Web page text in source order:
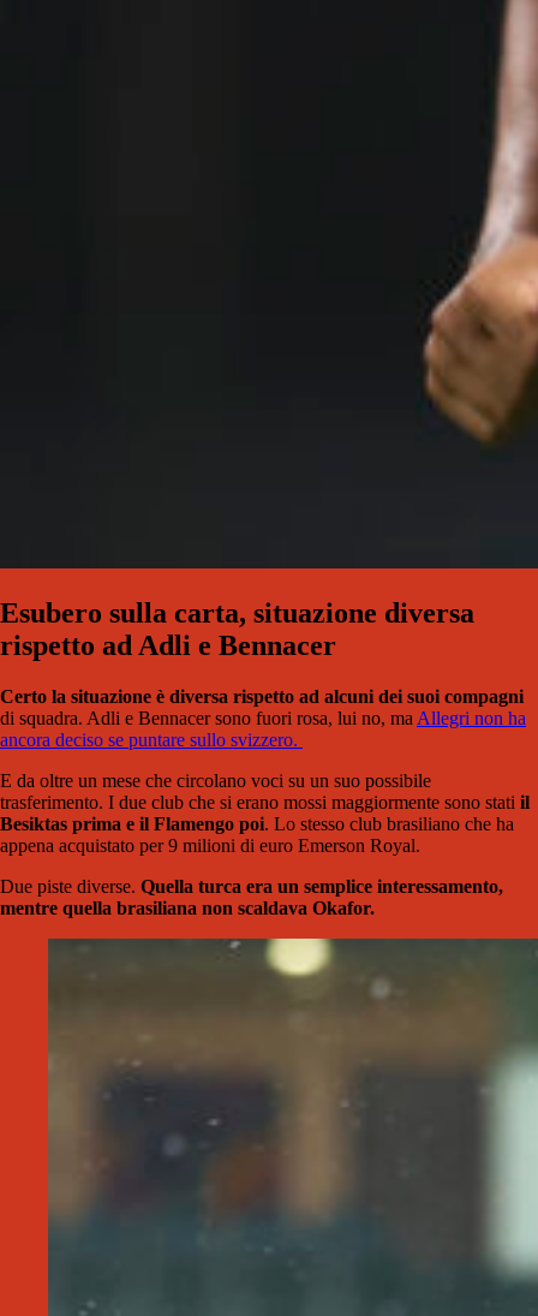
Esubero sulla carta, situazione diversa
rispetto ad Adli e Bennacer
Certo la situazione è diversa rispetto ad alcuni dei suoi compagni
di squadra. Adli e Bennacer sono fuori rosa, lui no, ma Allegri non ha
ancora deciso se puntare sullo svizzero.
E da oltre un mese che circolano voci su un suo possibile
trasferimento. I due club che si erano mossi maggiormente sono stati il
Besiktas prima e il Flamengo poi. Lo stesso club brasiliano che ha
appena acquistato per 9 milioni di euro Emerson Royal.
Due piste diverse. Quella turca era un semplice interessamento,
mentre quella brasiliana non scaldava Okafor.